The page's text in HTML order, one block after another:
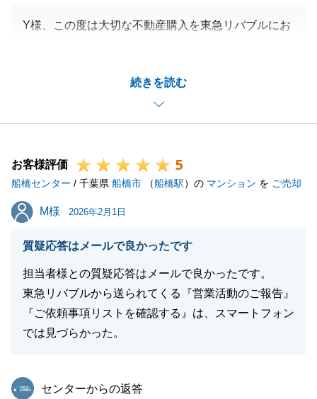
続きを読む
Y様、この度は大切な不動産購入を東急リバブルにお
ごしたことを鮮明に覚えております。
Y様の愛犬にとっても生活しやすい新居であることを
改めて願っております。
思いますが、東急リバブルではトータルサポートを行
っておりますので、お気軽にご相談ください。
これからも東急リバブルをご贔屓によろしくお願いい
たします。
お身内の方で不動産にお困りの方がいらっしゃいまし
に一度ご相談ください。
改めて、この度のお取引、ありがとうございました。
お客様評価 5
船橋センター / 千葉県 船橋市 （船橋駅）の マンション を ご売却
M様
M様 2026年2月1日
質疑応答はメールで良かったです
担当者様との質疑応答はメールで良かったです。
東急リバブルから送られてくる『営業活動のご報告』
『ご依頼事項リストを確認する』は、スマートフォン
では見づらかった。
東急リバブル
センターからの返答